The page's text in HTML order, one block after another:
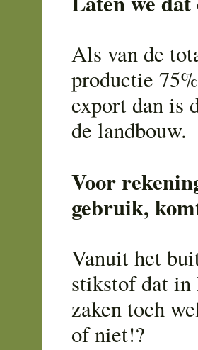
Als van de
productie
export dan is
de landbouw.
Voor
gebruik,
Vanuit het
stikstof dat in
zaken toch
of niet!?